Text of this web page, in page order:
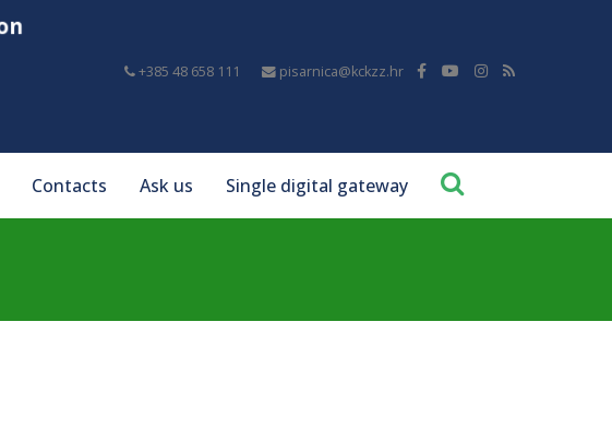
+385 48 658 111 pisarnica@kckzz.hr
Contacts Ask us Single digital gateway